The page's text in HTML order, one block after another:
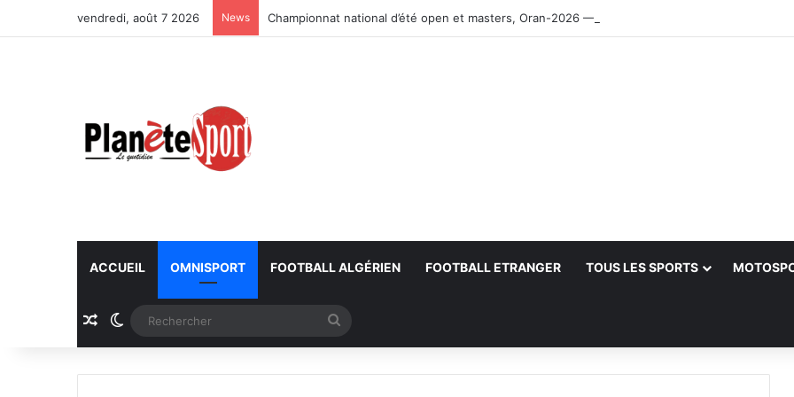
vendredi, août 7 2026 News Championnat national d’été open et masters, Oran-2026 — Le CRB s’adjuge le titre
ACCUEIL OMNISPORT FOOTBALL ALGÉRIEN FOOTBALL ETRANGER TOUS LES SPORTS
Article Aléatoire
Switch skin